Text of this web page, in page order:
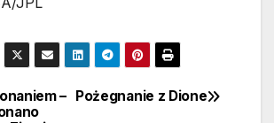
Pożegnanie z Dione
–